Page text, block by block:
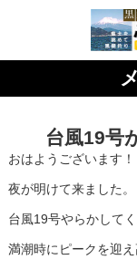
台風19号
おはようございます！
夜が明けて来ました。
台風19号やらかしてく
満潮時にピークを迎